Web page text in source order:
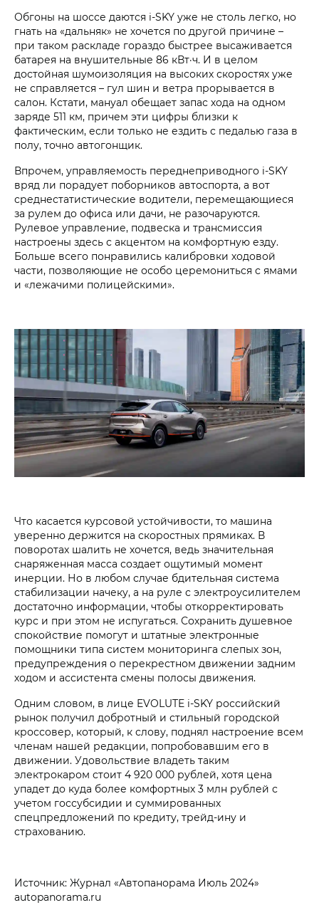
Обгоны на шоссе даются i‑SKY уже не столь легко, но
гнать на «дальняк» не хочется по другой причине –
при таком раскладе гораздо быстрее высаживается
батарея на внушительные 86 кВт·ч. И в целом
достойная шумоизоляция на высоких скоростях уже
не справляется – гул шин и ветра прорывается в
салон. Кстати, мануал обещает запас хода на одном
заряде 511 км, причем эти цифры близки к
фактическим, если только не ездить с педалью газа в
полу, точно автогонщик.
Впрочем, управляемость переднеприводного i‑SKY
вряд ли порадует поборников автоспорта, а вот
среднестатистические водители, перемещающиеся
за рулем до офиса или дачи, не разочаруются.
Рулевое управление, подвеска и трансмиссия
настроены здесь с акцентом на комфортную езду.
Больше всего понравились калибровки ходовой
части, позволяющие не особо церемониться с ямами
и «лежачими полицейскими».
Что касается курсовой устойчивости, то машина
уверенно держится на скоростных прямиках. В
поворотах шалить не хочется, ведь значительная
снаряженная масса создает ощутимый момент
инерции. Но в любом случае бдительная система
стабилизации начеку, а на руле с электроусилителем
достаточно информации, чтобы откорректировать
курс и при этом не испугаться. Сохранить душевное
спокойствие помогут и штатные электронные
помощники типа систем мониторинга слепых зон,
предупреждения о перекрестном движении задним
ходом и ассистента смены полосы движения.
Одним словом, в лице EVOLUTE i‑SKY российский
рынок получил добротный и стильный городской
кроссовер, который, к слову, поднял настроение всем
членам нашей редакции, попробовавшим его в
движении. Удовольствие владеть таким
электрокаром стоит 4 920 000 рублей, хотя цена
упадет до куда более комфортных 3 млн рублей с
учетом госсубсидии и суммированных
спецпредложений по кредиту, трейд-ину и
страхованию.
Источник: Журнал «Автопанорама Июль 2024»
autopanorama.ru